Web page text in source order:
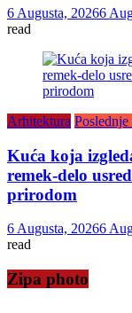
6 Augusta, 20266
read
Arhitektura
Kuća koja
remek-delo
prirodom
6 Augusta, 20266
read
Zipa photo